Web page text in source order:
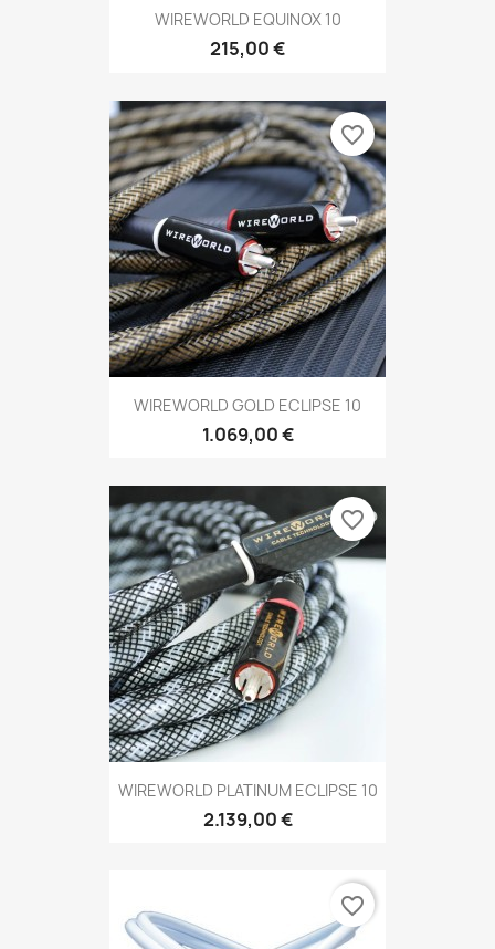
WIREWORLD EQUINOX 10
215,00 €
WIREWORLD GOLD ECLIPSE 10
1.069,00 €
favorite_border
WIREWORLD PLATINUM ECLIPSE 10
2.139,00 €
favorite_border
favorite_border